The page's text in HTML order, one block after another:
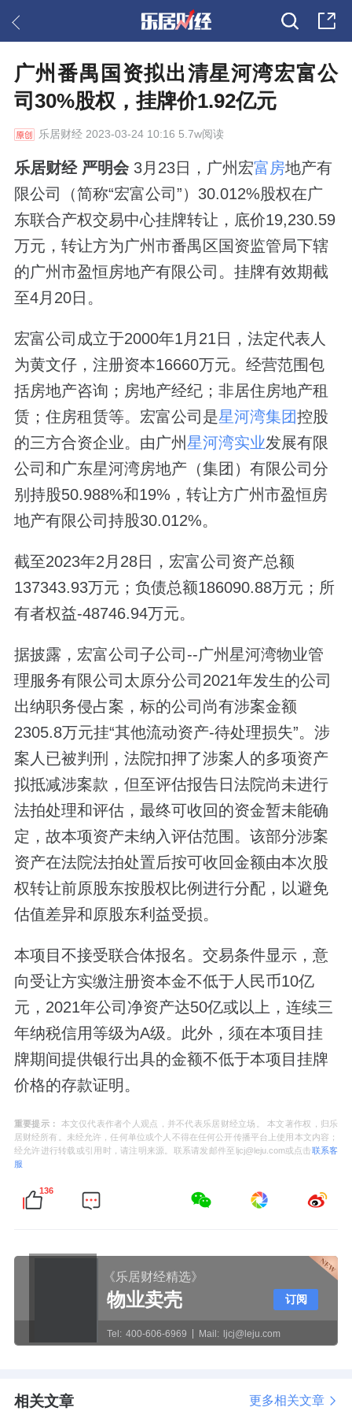
广州番禺国资拟出清星河湾宏富公
司30%股权，挂牌价1.92亿元
乐居财经2023-03-24 10:16 5.7w阅读
乐居财经 严明会 3月23日，广州宏富房地产有
限公司（简称“宏富公司”）30.012%股权在广
东联合产权交易中心挂牌转让，底价19,230.59
万元，转让方为广州市番禺区国资监管局下辖
的广州市盈恒房地产有限公司。挂牌有效期截
至4月20日。
宏富公司成立于2000年1月21日，法定代表人
为黄文仔，注册资本16660万元。经营范围包
括房地产咨询；房地产经纪；非居住房地产租
赁；住房租赁等。宏富公司是星河湾集团控股
的三方合资企业。由广州星河湾实业发展有限
公司和广东星河湾房地产（集团）有限公司分
别持股50.988%和19%，转让方广州市盈恒房
地产有限公司持股30.012%。
截至2023年2月28日，宏富公司资产总额
137343.93万元；负债总额186090.88万元；所
有者权益-48746.94万元。
据披露，宏富公司子公司--广州星河湾物业管
理服务有限公司太原分公司2021年发生的公司
出纳职务侵占案，标的公司尚有涉案金额
2305.8万元挂“其他流动资产-待处理损失”。涉
案人已被判刑，法院扣押了涉案人的多项资产
拟抵减涉案款，但至评估报告日法院尚未进行
法拍处理和评估，最终可收回的资金暂未能确
定，故本项资产未纳入评估范围。该部分涉案
资产在法院法拍处置后按可收回金额由本次股
权转让前原股东按股权比例进行分配，以避免
估值差异和原股东利益受损。
本项目不接受联合体报名。交易条件显示，意
向受让方实缴注册资本金不低于人民币10亿
元，2021年公司净资产达50亿或以上，连续三
年纳税信用等级为A级。此外，须在本项目挂
牌期间提供银行出具的金额不低于本项目挂牌
价格的存款证明。
重要提示：
本文仅代表作者个人观点，并不代表乐居财经立场。 本文著作权，归乐
居财经所有。未经允许，任何单位或个人不得在任何公开传播平台上使用本文内容；
经允许进行转载或引用时，请注明来源。联系请发邮件至ljcj@leju.com或点击联系客
服
136
《乐居财经精选》
物业卖壳
Tel: 400-606-6969 Mail: ljcj@leju.com
订阅
相关文章 更多相关文章